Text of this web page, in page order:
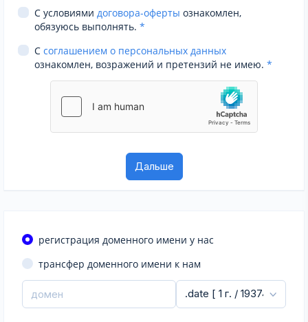
С условиями договора-оферты ознакомлен,
обязуюсь выполнять. *
С соглашением о персональных данных
ознакомлен, возражений и претензий не имею. *
регистрация доменного имени у нас
трансфер доменного имени к нам